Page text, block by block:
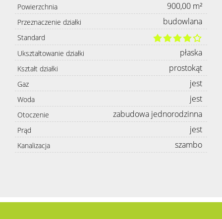
Powierzchnia 900,00 m²
Przeznaczenie działki budowlana
Standard
Ukształtowanie działki
płaska
Kształt działki prostokąt
Gaz jest
Woda jest
Otoczenie zabudowa jednorodzinna
Prąd jest
Kanalizacja szambo